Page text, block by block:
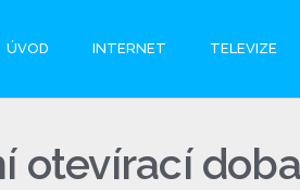
ÚVOD INTERNET TELEVIZE
otevírací doba